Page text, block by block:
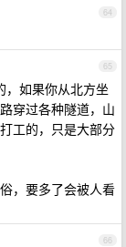
64
65
，如果你从北方坐
穿过各种隧道，山
工的，只是大部分
，要多了会被人看
66